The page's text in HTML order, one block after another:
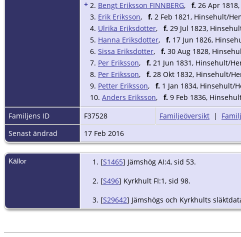
+ 2. Bengt Eriksson FINNBERG, f. 26 Apr
3. Erik Eriksson, f. 2 Feb 1821, Hinsehult/
4. Ulrika Eriksdotter, f. 29 Jul 1823,
5. Hanna Eriksdotter, f. 17 Jun 1826,
6. Sissa Eriksdotter, f. 30 Aug 1828,
7. Per Eriksson, f. 21 Jun 1831, Hinsehult/
8. Per Eriksson, f. 28 Okt 1832, Hinsehult/
9. Petter Eriksson, f. 1 Jan 1834, Hinsehult/
10. Anders Eriksson, f. 9 Feb 1836,
Familjens ID
F37528 Familjeöversikt |
Senast ändrad
17 Feb 2016
Källor [S1465] Jämshög AI:4, sid 53.
[S496] Kyrkhult FI:1, sid 98.
[S29642] Jämshögs och Kyrkhults